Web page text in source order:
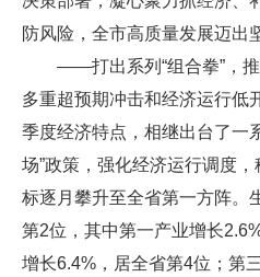
防风险，全市高质量发展迈出
——打出系列“组合拳”，
多重超预期冲击和经济运行低
季度经济特点，相继出台了一
场”政策，强化经济运行调度
标逐月攀升至全省第一方阵。
第2位，其中第一产业增长
增长6.4%，居全省第4位；第